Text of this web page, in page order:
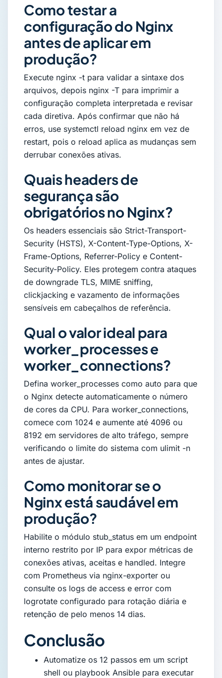
Como testar a
configuração do Nginx
antes de aplicar em
produção?
Execute nginx -t para validar a sintaxe dos
arquivos, depois nginx -T para imprimir a
configuração completa interpretada e revisar
cada diretiva. Após confirmar que não há
erros, use systemctl reload nginx em vez de
restart, pois o reload aplica as mudanças sem
derrubar conexões ativas.
Quais headers de
segurança são
obrigatórios no Nginx?
Os headers essenciais são Strict-Transport-
Security (HSTS), X-Content-Type-Options, X-
Frame-Options, Referrer-Policy e Content-
Security-Policy. Eles protegem contra ataques
de downgrade TLS, MIME sniffing,
clickjacking e vazamento de informações
sensíveis em cabeçalhos de referência.
Qual o valor ideal para
worker_processes e
worker_connections?
Defina worker_processes como auto para que
o Nginx detecte automaticamente o número
de cores da CPU. Para worker_connections,
comece com 1024 e aumente até 4096 ou
8192 em servidores de alto tráfego, sempre
verificando o limite do sistema com ulimit -n
antes de ajustar.
Como monitorar se o
Nginx está saudável em
produção?
Habilite o módulo stub_status em um endpoint
interno restrito por IP para expor métricas de
conexões ativas, aceitas e handled. Integre
com Prometheus via nginx-exporter ou
consulte os logs de access e error com
logrotate configurado para rotação diária e
retenção de pelo menos 14 dias.
Conclusão
Automatize os 12 passos em um script
shell ou playbook Ansible para executar